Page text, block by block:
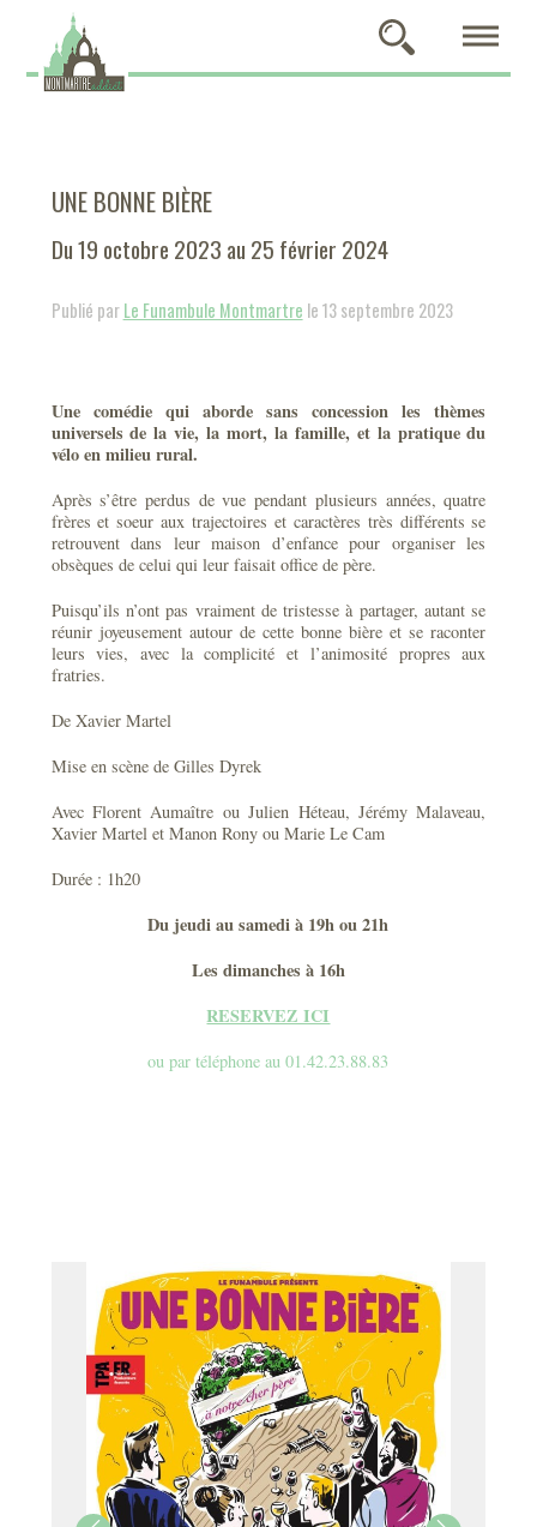
UNE BONNE BIÈRE
Du 19 octobre 2023 au 25 février 2024
Publié parLe Funambule Montmartre le 13 septembre 2023
Une comédie qui aborde sans concession les thèmes
universels de la vie, la mort, la famille, et la pratique du
vélo en milieu rural.
Après s’être perdus de vue pendant plusieurs années, quatre
frères et soeur aux trajectoires et caractères très différents se
retrouvent dans leur maison d’enfance pour organiser les
obsèques de celui qui leur faisait office de père.
Puisqu’ils n’ont pas vraiment de tristesse à partager, autant se
réunir joyeusement autour de cette bonne bière et se raconter
leurs vies, avec la complicité et l’animosité propres aux
fratries.
De Xavier Martel
Mise en scène de Gilles Dyrek
Avec Florent Aumaître ou Julien Héteau, Jérémy Malaveau,
Xavier Martel et Manon Rony ou Marie Le Cam
Durée : 1h20
Du jeudi au samedi à 19h ou 21h
Les dimanches à 16h
RESERVEZ ICI
ou partéléphone au 01.42.23.88.83